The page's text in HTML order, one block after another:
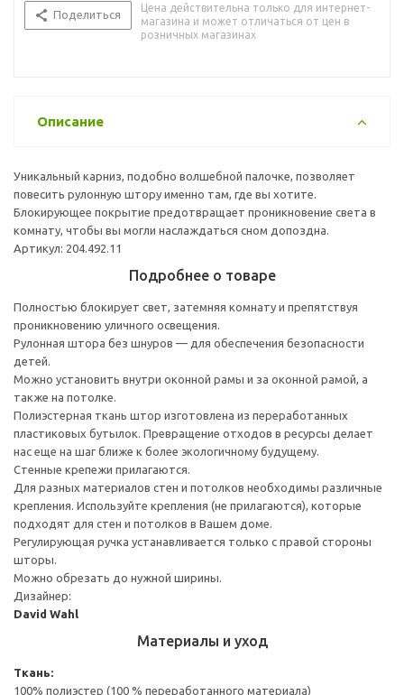
Поделиться
Цена действительна только для интернет-
магазина и может отличаться от цен в
розничных магазинах
Описание
Уникальный карниз, подобно волшебной палочке, позволяет
повесить рулонную штору именно там, где вы хотите.
Блокирующее покрытие предотвращает проникновение света в
комнату, чтобы вы могли наслаждаться сном допоздна.
Артикул: 204.492.11
Подробнее о товаре
Полностью блокирует свет, затемняя комнату и препятствуя
проникновению уличного освещения.
Рулонная штора без шнуров — для обеспечения безопасности
детей.
Можно установить внутри оконной рамы и за оконной рамой, а
также на потолке.
Полиэстерная ткань штор изготовлена из переработанных
пластиковых бутылок. Превращение отходов в ресурсы делает
нас еще на шаг ближе к более экологичному будущему.
Стенные крепежи прилагаются.
Для разных материалов стен и потолков необходимы различные
крепления. Используйте крепления (не прилагаются), которые
подходят для стен и потолков в Вашем доме.
Регулирующая ручка устанавливается только с правой стороны
шторы.
Можно обрезать до нужной ширины.
Дизайнер:
David Wahl
Материалы и уход
Ткань:
100% полиэстер (100 % переработанного материала)